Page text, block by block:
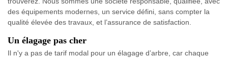
des équipements modernes, un service défini, sans compter la
qualité élevée des travaux, et l’assurance de satisfaction.
Un élagage pas cher
Il n'y a pas de tarif modal pour un élagage d’arbre, car chaque